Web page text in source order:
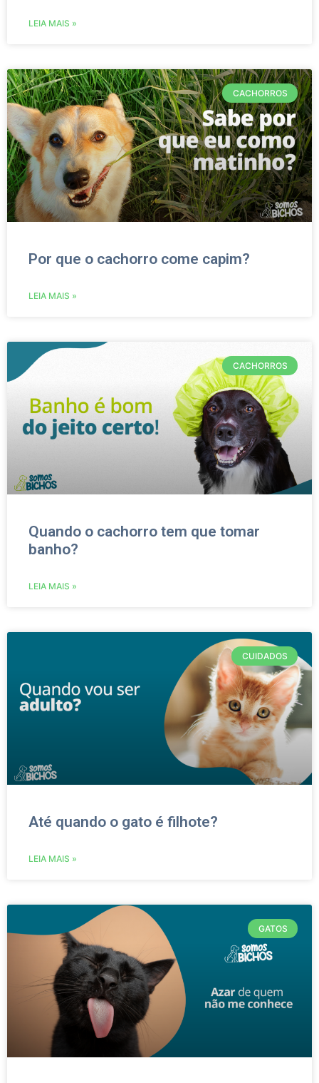
LEIA MAIS »
CACHORROS
Por que o cachorro come capim?
LEIA MAIS »
CACHORROS
Quando o cachorro tem que tomar
banho?
LEIA MAIS »
CUIDADOS
Até quando o gato é filhote?
LEIA MAIS »
GATOS